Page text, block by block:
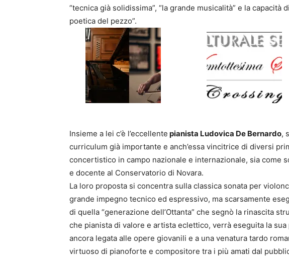
“tecnica già solidissima”, “la grande musicalità” e la capacità
poetica del pezzo”.
Insieme a lei c’è l’eccellente pianista Ludovica De Bernardo,
curriculum già importante e anch’essa vincitrice di diversi
concertistico in campo nazionale e internazionale, sia come
e docente al Conservatorio di Novara.
La loro proposta si concentra sulla classica sonata per
grande impegno tecnico ed espressivo, ma scarsamente
di quella “generazione dell’Ottanta” che segnò la rinascita
che pianista di valore e artista eclettico, verrà eseguita la
ancora legata alle opere giovanili e a una venatura tardo
virtuoso di pianoforte e compositore tra i più amati dal